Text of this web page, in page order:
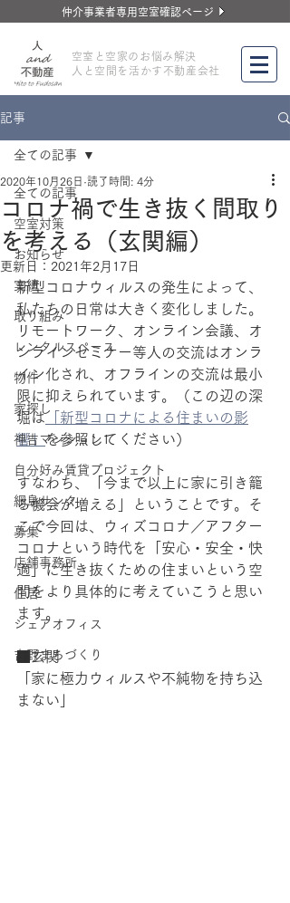
仲介事業者専用空室確認ページ
​空室と空家のお悩み解決
人と空間を活かす不動産会社
記事
全ての記事
空室対策
お知らせ
実績
取り組み
レンタルスペース
物件
家探し
神吉マンション1
自分好み賃貸プロジェクト
網島サンク
募集
店舗事務所
住居
シェアオフィス
吉野まちづくり
全ての記事
コロナ禍で生き抜く間取り
を考える（玄関編）
2020年10月26日 読了時間: 4分
更新日： 2021年2月17日
新型コロナウィルスの発生によって、
私たちの日常は大きく変化しました。
リモートワーク、オンライン会議、オ
ンラインセミナー等人の交流はオンラ
イン化され、オフラインの交流は最小
限に抑えられています。（この辺の深
堀は「新型コロナによる住まいの影
響」を参照してください）
すなわち、「今まで以上に家に引き籠
る機会が増える」ということです。そ
こで今回は、ウィズコロナ／アフター
コロナという時代を「安心・安全・快
適」に生き抜くための住まいという空
間をより具体的に考えていこうと思い
ます。
■玄関
「家に極力ウィルスや不純物を持ち込
まない」